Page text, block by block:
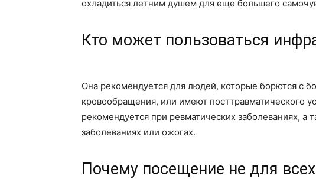
охладиться летним душем для еще большего
Кто может пользоваться
Она рекомендуется для людей, которые борются с
кровообращения, или имеют посттравматического
рекомендуется при ревматических заболеваниях,
заболеваниях или ожогах.
Почему посещение не для всех